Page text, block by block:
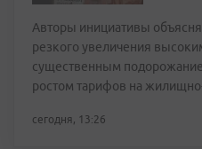
Авторы инициативы
резкого увеличения
существенным
ростом тарифов на
сегодня, 13:26